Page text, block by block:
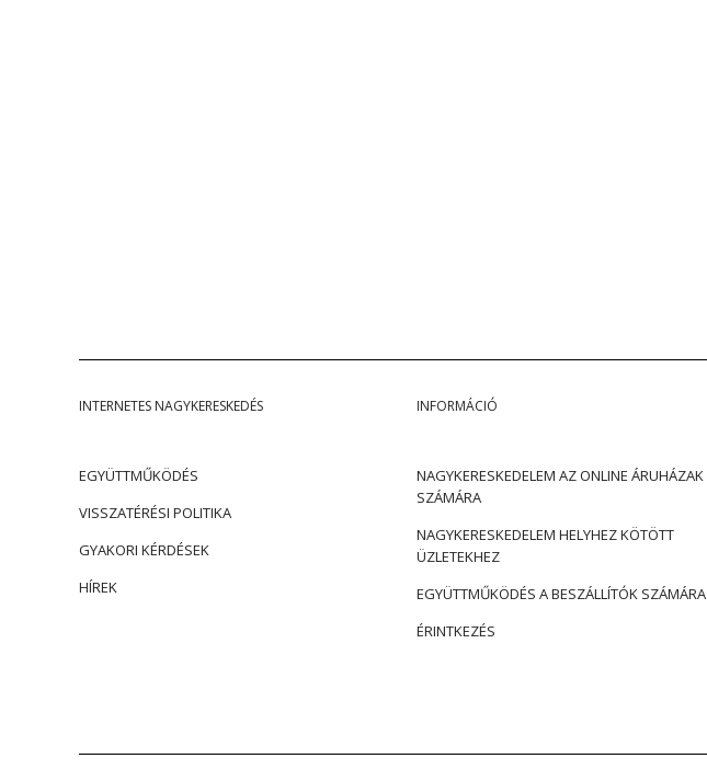
INTERNETES NAGYKERESKEDÉS
EGYÜTTMŰKÖDÉS
VISSZATÉRÉSI POLITIKA
GYAKORI KÉRDÉSEK
HÍREK
INFORMÁCIÓ
NAGYKERESKEDELEM AZ ONLINE ÁRUHÁZAK
SZÁMÁRA
NAGYKERESKEDELEM HELYHEZ KÖTÖTT
ÜZLETEKHEZ
EGYÜTTMŰKÖDÉS A BESZÁLLÍTÓK SZÁMÁRA
ÉRINTKEZÉS